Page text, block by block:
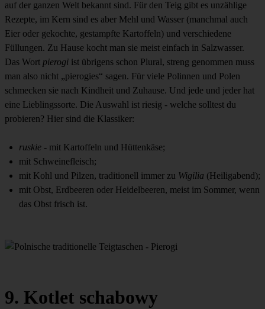
auf der ganzen Welt bekannt sind. Für den Teig gibt es unzählige
Rezepte, im Kern sind es aber Mehl und Wasser (manchmal auch
Eier oder gekochte, gestampfte Kartoffeln) und verschiedene
Füllungen. Zu Hause kocht man sie meist einfach in Salzwasser.
Das Wort pierogi ist übrigens schon Plural, streng genommen muss
man also nicht „pierogies“ sagen. Für viele Polinnen und Polen
schmecken sie nach Kindheit und Zuhause. Und jede und jeder hat
eine Lieblingssorte. Die Auswahl ist riesig - welche solltest du
probieren? Hier sind die Klassiker:
ruskie - mit Kartoffeln und Hüttenkäse;
mit Schweinefleisch;
mit Kohl und Pilzen, traditionell immer zu Wigilia (Heiligabend);
mit Obst, Erdbeeren oder Heidelbeeren, meist im Sommer, wenn
das Obst frisch ist.
9. Kotlet schabowy